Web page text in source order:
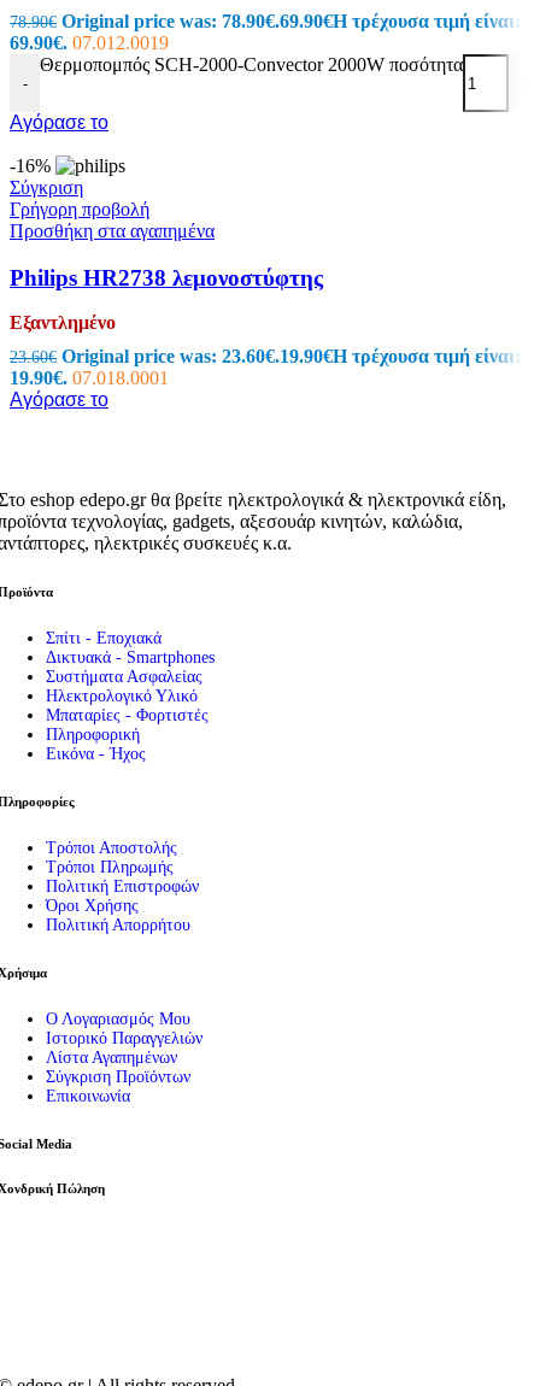
78.90€ Original price was: 78.90€.69.90€Η τρέχουσα τιμή είναι:
69.90€. 07.012.0019
-
Θερμοπομπός SCH-2000-Convector 2000W ποσότητα
Αγόρασε το
-16%
Σύγκριση
Γρήγορη προβολή
Προσθήκη στα αγαπημένα
Philips HR2738 λεμονοστύφτης
Εξαντλημένο
23.60€ Original price was: 23.60€.19.90€Η τρέχουσα τιμή είναι:
19.90€. 07.018.0001
Αγόρασε το
eshop edepo.gr θα βρείτε ηλεκτρολογικά & ηλεκτρονικά είδη,
τεχνολογίας, gadgets, αξεσουάρ κινητών, καλώδια,
ηλεκτρικές συσκευές κ.α.
Σπίτι - Εποχιακά
Δικτυακά - Smartphones
Συστήματα Ασφαλείας
Ηλεκτρολογικό Υλικό
Μπαταρίες - Φορτιστές
Πληροφορική
Εικόνα - Ήχος
Τρόποι Αποστολής
Τρόποι Πληρωμής
Πολιτική Επιστροφών
Όροι Χρήσης
Πολιτική Απορρήτου
Ο Λογαριασμός Μου
Ιστορικό Παραγγελιών
Λίστα Αγαπημένων
Σύγκριση Προϊόντων
Επικοινωνία
Media
Πώληση